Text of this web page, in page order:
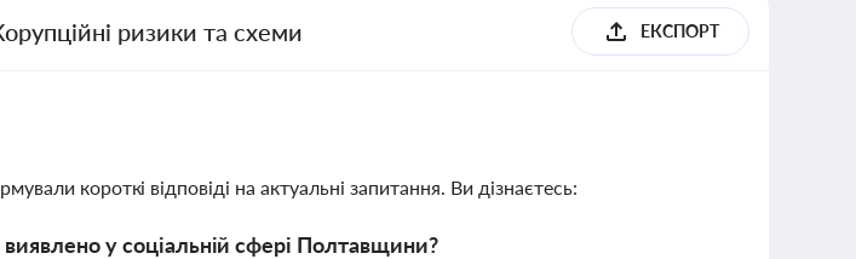
ризики та схеми ЕКСПОРТ
короткі відповіді на актуальні запитання. Ви дізнаєтесь:
виявлено у соціальній сфері Полтавщини?